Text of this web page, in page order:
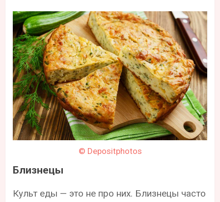
© Depositphotos
Близнецы
Культ еды — это не про них. Близнецы часто